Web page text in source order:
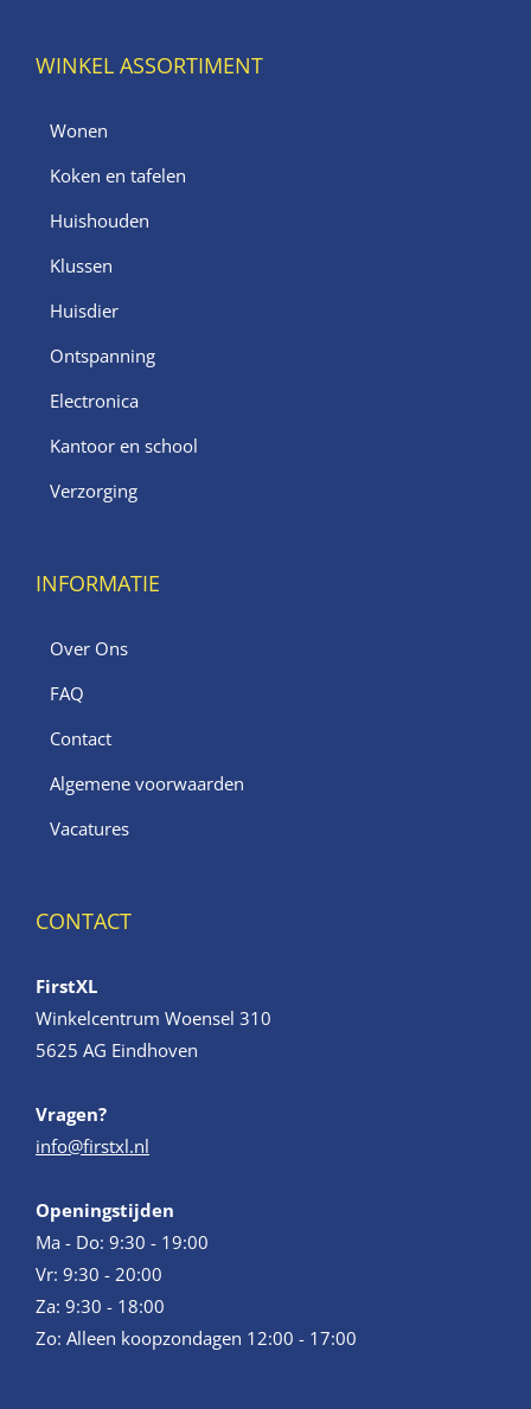
WINKEL ASSORTIMENT
Wonen
Koken en tafelen
Huishouden
Klussen
Huisdier
Ontspanning
Electronica
Kantoor en school
Verzorging
INFORMATIE
Over Ons
FAQ
Contact
Algemene voorwaarden
Vacatures
CONTACT
FirstXL
Winkelcentrum Woensel 310
5625 AG Eindhoven
Vragen?
info@firstxl.nl
Openingstijden
Ma - Do: 9:30 - 19:00
Vr: 9:30 - 20:00
Za: 9:30 - 18:00
Zo: Alleen koopzondagen 12:00 - 17:00